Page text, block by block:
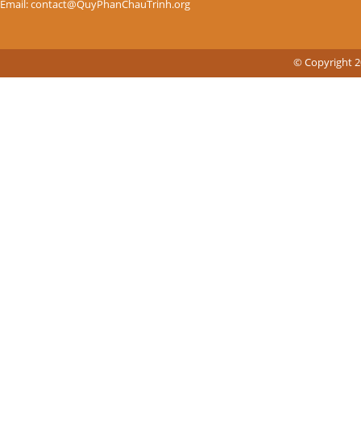
Email: contact@QuyPhanChauTrinh.org
© Copyright